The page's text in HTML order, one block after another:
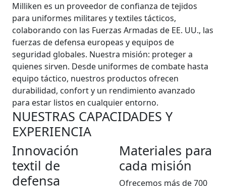
Milliken es un proveedor de confianza de tejidos
para uniformes militares y textiles tácticos,
colaborando con las Fuerzas Armadas de EE. UU., las
fuerzas de defensa europeas y equipos de
seguridad globales. Nuestra misión: proteger a
quienes sirven. Desde uniformes de combate hasta
equipo táctico, nuestros productos ofrecen
durabilidad, confort y un rendimiento avanzado
para estar listos en cualquier entorno.
NUESTRAS CAPACIDADES Y
EXPERIENCIA
Innovación
textil de
defensa
Materiales para
cada misión
Ofrecemos más de 700